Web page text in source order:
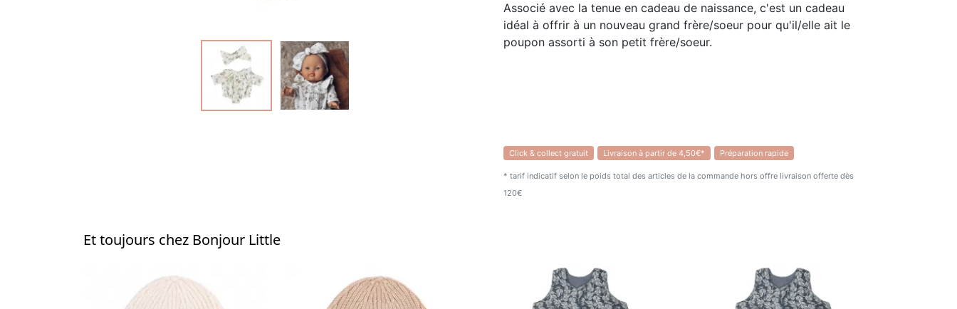
Associé avec la tenue en cadeau de naissance, c'est un cadeau
idéal à offrir à un nouveau grand frère/soeur pour qu'il/elle ait le
poupon assorti à son petit frère/soeur.
Click & collect gratuit Livraison à partir de 4,50€* Préparation rapide
* tarif indicatif selon le poids total des articles de la commande hors offre livraison offerte dès
120€
Et toujours chez Bonjour Little